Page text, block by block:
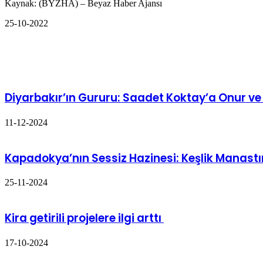
Kaynak: (BYZHA) – Beyaz Haber Ajansı
25-10-2022
Diyarbakır’ın Gururu: Saadet Koktay’a Onur
11-12-2024
Kapadokya’nın Sessiz Hazinesi: Keşlik
25-11-2024
Kira getirili projelere ilgi arttı
17-10-2024